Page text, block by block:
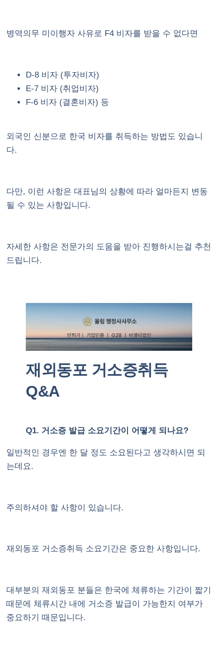
병역의무 미이행자 사유로 F4 비자를 받을 수 없다면
D-8 비자 (투자비자)
E-7 비자 (취업비자)
F-6 비자 (결혼비자) 등
외국인 신분으로 한국 비자를 취득하는 방법도 있습니
다.
다만, 이런 사항은 대표님의 상황에 따라 얼마든지 변동
될 수 있는 사항입니다.
자세한 사항은 전문가의 도움을 받아 진행하시는걸 추천
드립니다.
재외동포 거소증취득
Q&A
Q1. 거소증 발급 소요기간이 어떻게 되나요?
일반적인 경우엔 한 달 정도 소요된다고 생각하시면 되
는데요.
주의하셔야 할 사항이 있습니다.
재외동포 거소증취득 소요기간은 중요한 사항입니다.
대부분의 재외동포 분들은 한국에 체류하는 기간이 짧기
때문에 체류시간 내에 거소증 발급이 가능한지 여부가
중요하기 때문입니다.